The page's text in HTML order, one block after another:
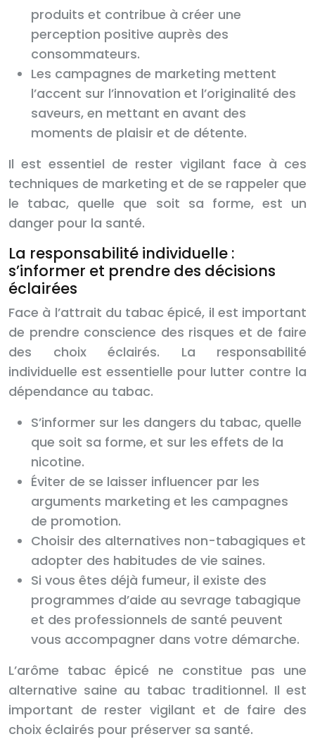
produits et contribue à créer une
perception positive auprès des
consommateurs.
Les campagnes de marketing mettent
l’accent sur l’innovation et l’originalité des
saveurs, en mettant en avant des
moments de plaisir et de détente.
Il est essentiel de rester vigilant face à ces
techniques de marketing et de se rappeler que
le tabac, quelle que soit sa forme, est un
danger pour la santé.
La responsabilité individuelle :
s’informer et prendre des décisions
éclairées
Face à l’attrait du tabac épicé, il est important
de prendre conscience des risques et de faire
des choix éclairés. La responsabilité
individuelle est essentielle pour lutter contre la
dépendance au tabac.
S’informer sur les dangers du tabac, quelle
que soit sa forme, et sur les effets de la
nicotine.
Éviter de se laisser influencer par les
arguments marketing et les campagnes
de promotion.
Choisir des alternatives non-tabagiques et
adopter des habitudes de vie saines.
Si vous êtes déjà fumeur, il existe des
programmes d’aide au sevrage tabagique
et des professionnels de santé peuvent
vous accompagner dans votre démarche.
L’arôme tabac épicé ne constitue pas une
alternative saine au tabac traditionnel. Il est
important de rester vigilant et de faire des
choix éclairés pour préserver sa santé.